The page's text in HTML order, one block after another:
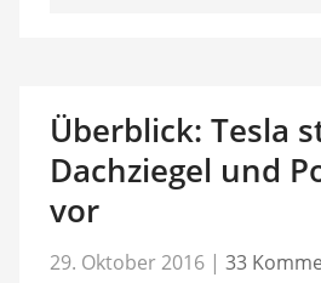
Überblick: Tesla
Dachziegel und
vor
29. Oktober 2016 | 33